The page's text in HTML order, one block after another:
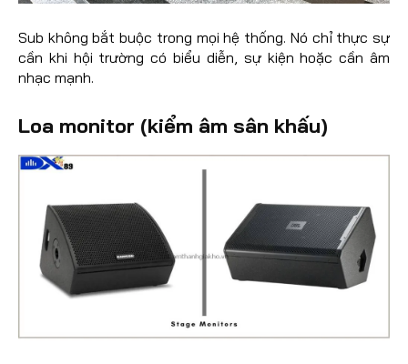
Sub không bắt buộc trong mọi hệ thống. Nó chỉ thực sự
cần khi hội trường có biểu diễn, sự kiện hoặc cần âm
nhạc mạnh.
Loa monitor (kiểm âm sân khấu)